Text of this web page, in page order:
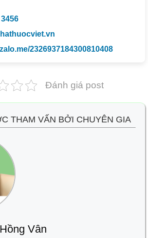
2326937184300810408
Đánh giá post
THAM VẤN BỞI CHUYÊN GIA
Vân